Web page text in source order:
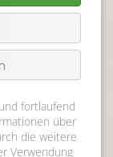
fortlaufend
über
die weitere
Verwendung